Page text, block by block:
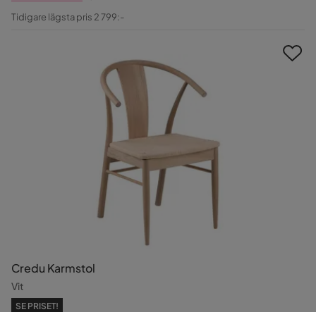
Pris
Original
Tidigare lägsta pris 2 799:-
Credu Karmstol
Vit
SE PRISET!